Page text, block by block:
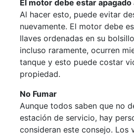
El motor debe estar apagado
Al hacer esto, puede evitar
nuevamente. El motor debe
llaves ordenadas en su
incluso raramente, ocurren
tanque y esto puede costar
propiedad.
No Fumar
Aunque todos saben que no
estación de servicio, hay
consideran este consejo. Los